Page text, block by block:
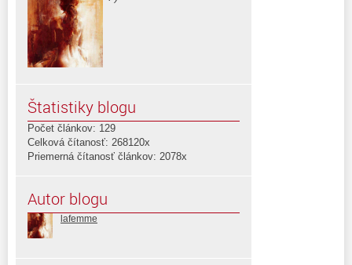
Štatistiky blogu
Počet článkov: 129
Celková čítanosť: 268120x
Priemerná čítanosť článkov: 2078x
Autor blogu
lafemme